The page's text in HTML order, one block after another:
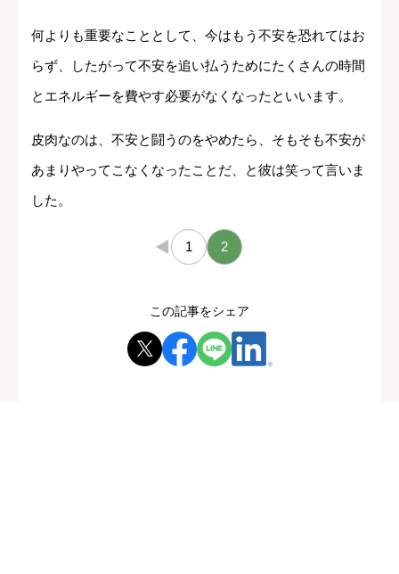
何よりも重要なこととして、今はもう不安を恐れてはお
らず、したがって不安を追い払うためにたくさんの時間
とエネルギーを費やす必要がなくなったといいます。
皮肉なのは、不安と闘うのをやめたら、そもそも不安が
あまりやってこなくなったことだ、と彼は笑って言いま
した。
← 1 2
この記事をシェア